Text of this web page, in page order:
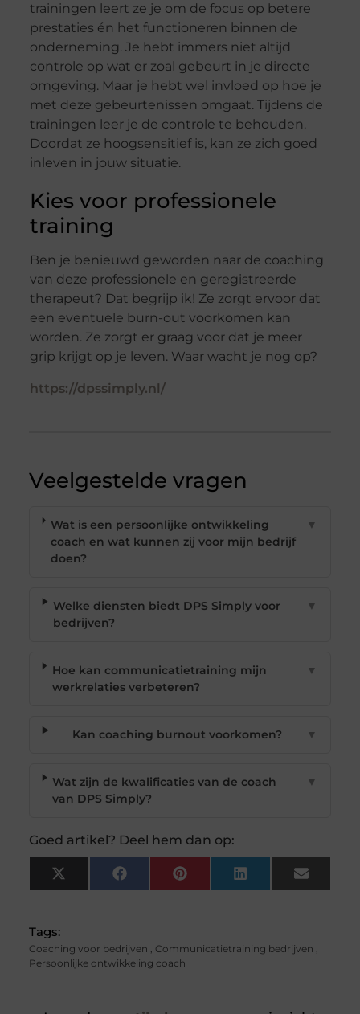
trainingen leert ze je om de focus op betere
prestaties én het functioneren binnen de
onderneming. Je hebt immers niet altijd
controle op wat er zoal gebeurt in je directe
omgeving. Maar je hebt wel invloed op hoe je
met deze gebeurtenissen omgaat. Tijdens de
trainingen leer je de controle te behouden.
Doordat ze hoogsensitief is, kan ze zich goed
inleven in jouw situatie.
Kies voor professionele
training
Ben je benieuwd geworden naar de coaching
van deze professionele en geregistreerde
therapeut? Dat begrijp ik! Ze zorgt ervoor dat
een eventuele burn-out voorkomen kan
worden. Ze zorgt er graag voor dat je meer
grip krijgt op je leven. Waar wacht je nog op?
https://dpssimply.nl/
Veelgestelde vragen
Wat is een persoonlijke ontwikkeling
coach en wat kunnen zij voor mijn bedrijf
doen?
▼
Welke diensten biedt DPS Simply voor
bedrijven?
▼
Hoe kan communicatietraining mijn
werkrelaties verbeteren?
▼
Kan coaching burnout voorkomen? ▼
Wat zijn de kwalificaties van de coach
van DPS Simply?
▼
Goed artikel? Deel hem dan op:
X
(Twitter)
FacebookPinterest LinkedIn Email
Tags:
Coaching voor bedrijven , Communicatietraining bedrijven ,
Persoonlijke ontwikkeling coach